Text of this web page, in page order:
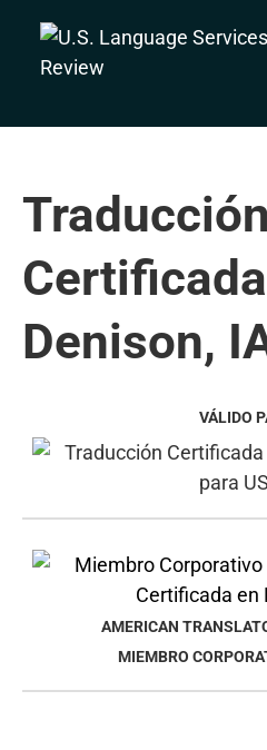
Traducción
Denison,
VÁLIDO
AMERICAN
MIEMBRO